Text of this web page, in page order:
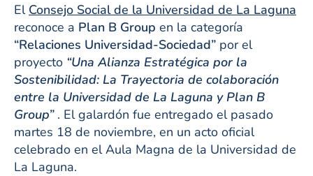
El Consejo Social de la Universidad de La Laguna
reconoce a Plan B Group en la categoría
“Relaciones Universidad-Sociedad” por el
proyecto “Una Alianza Estratégica por la
Sostenibilidad: La Trayectoria de colaboración
entre la Universidad de La Laguna y Plan B
Group”. El galardón fue entregado el pasado
martes 18 de noviembre, en un acto oficial
celebrado en el Aula Magna de la Universidad de
La Laguna.